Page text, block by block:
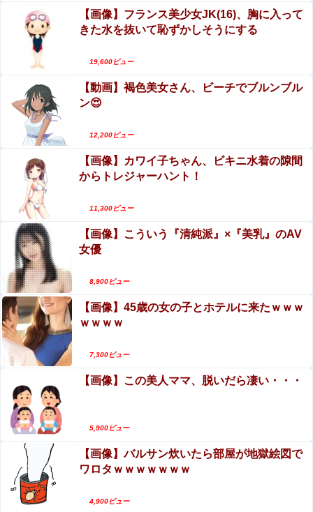
に無料で読む方法│スタジオサウスポー
に巻き込まれた軽バンの車載。
エロ漫画『りんこと叔父さんの初めての夏休み』
をrawやhitomiを使わずに無料で読む方法│しぷお
る
影山優佳、赤ランジェリー×網タイツがスケベ過ぎ
る！只の痴女だろ・・・
【画像】フランス美少女JK(16)、胸に入って
きた水を抜いて恥ずかしそうにする
19,600ビュー
【動画】褐色美女さん、ビーチでブルンブル
ン😍
12,200ビュー
【画像】カワイ子ちゃん、ビキニ水着の隙間
からトレジャーハント！
11,300ビュー
【画像】こういう『清純派』×『美乳』のAV
女優
8,900ビュー
【画像】45歳の女の子とホテルに来たｗｗｗ
ｗｗｗｗ
7,300ビュー
【画像】この美人ママ、脱いだら凄い・・・
5,900ビュー
【画像】バルサン炊いたら部屋が地獄絵図で
ワロタｗｗｗｗｗｗｗ
4,900ビュー